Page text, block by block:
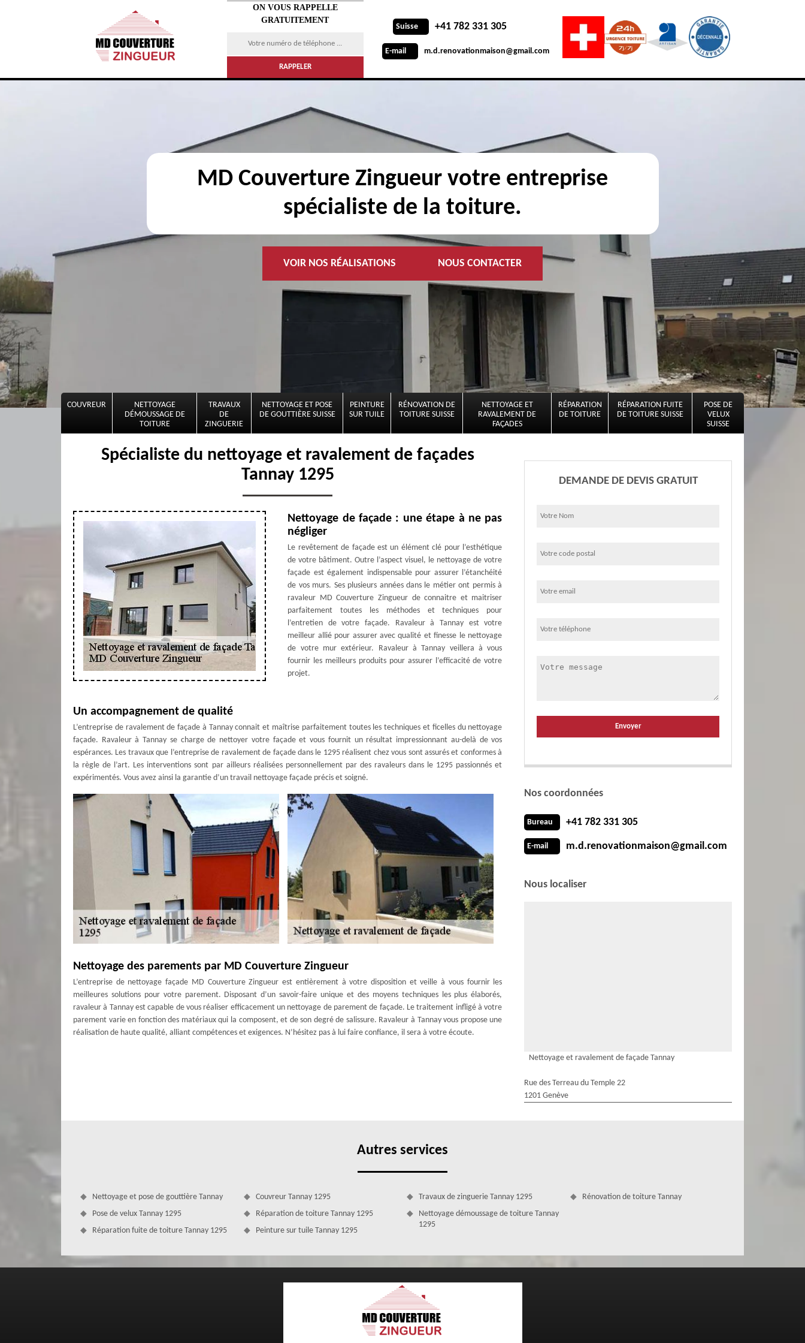
ON VOUS RAPPELLE
GRATUITEMENT
Suisse +41 782 331 305
E-mail m.d.renovationmaison@gmail.com
MD Couverture Zingueur votre entreprise
spécialiste de la toiture.
VOIR NOS RÉALISATIONS NOUS CONTACTER
COUVREUR
NETTOYAGE
DÉMOUSSAGE DE
TOITURE
TRAVAUX
DE
ZINGUERIE
NETTOYAGE ET POSE
DE GOUTTIÈRE SUISSE
PEINTURE
SUR TUILE
RÉNOVATION DE
TOITURE SUISSE
NETTOYAGE ET
RAVALEMENT DE
FAÇADES
RÉPARATION
DE TOITURE
RÉPARATION FUITE
DE TOITURE SUISSE
POSE DE
VELUX
SUISSE
Spécialiste du nettoyage et ravalement de façades
Tannay 1295
Nettoyage de façade : une étape à ne pas
négliger
Le revêtement de façade est un élément clé pour l’esthétique
de votre bâtiment. Outre l’aspect visuel, le nettoyage de votre
façade est également indispensable pour assurer l’étanchéité
de vos murs. Ses plusieurs années dans le métier ont permis à
ravaleur MD Couverture Zingueur de connaitre et maitriser
parfaitement toutes les méthodes et techniques pour
l’entretien de votre façade. Ravaleur à Tannay est votre
meilleur allié pour assurer avec qualité et finesse le nettoyage
de votre mur extérieur. Ravaleur à Tannay veillera à vous
fournir les meilleurs produits pour assurer l’efficacité de votre
projet.
Un accompagnement de qualité
L’entreprise de ravalement de façade à Tannay connait et maîtrise parfaitement toutes les techniques et ficelles du nettoyage
façade. Ravaleur à Tannay se charge de nettoyer votre façade et vous fournit un résultat impressionnant au-delà de vos
espérances. Les travaux que l’entreprise de ravalement de façade dans le 1295 réalisent chez vous sont assurés et conformes à
la règle de l’art. Les interventions sont par ailleurs réalisées personnellement par des ravaleurs dans le 1295 passionnés et
expérimentés. Vous avez ainsi la garantie d’un travail nettoyage façade précis et soigné.
Nettoyage des parements par MD Couverture Zingueur
L’entreprise de nettoyage façade MD Couverture Zingueur est entièrement à votre disposition et veille à vous fournir les
meilleures solutions pour votre parement. Disposant d’un savoir-faire unique et des moyens techniques les plus élaborés,
ravaleur à Tannay est capable de vous réaliser efficacement un nettoyage de parement de façade. Le traitement infligé à votre
parement varie en fonction des matériaux qui la composent, et de son degré de salissure. Ravaleur à Tannay vous propose une
réalisation de haute qualité, alliant compétences et exigences. N’hésitez pas à lui faire confiance, il sera à votre écoute.
Le tarif des travaux de nettoyage façade dépend de l’intervention souhaitée. L’entreprise de ravalement de façade MD
Couverture Zingueur sise à Tannay veille à faire bénéficier ses clients des tarifs les plus bas. Chaque cas et chaque budget seront
DEMANDE DE DEVIS GRATUIT
Nos coordonnées
Bureau +41 782 331 305
E-mail m.d.renovationmaison@gmail.com
Nous localiser
Nettoyage et ravalement de façade Tannay
Rue des Terreau du Temple 22
1201 Genève
Autres services
Nettoyage et pose de gouttière Tannay
Pose de velux Tannay 1295
Réparation fuite de toiture Tannay 1295
Couvreur Tannay 1295
Réparation de toiture Tannay 1295
Peinture sur tuile Tannay 1295
Travaux de zinguerie Tannay 1295
Nettoyage démoussage de toiture Tannay
1295
Rénovation de toiture Tannay